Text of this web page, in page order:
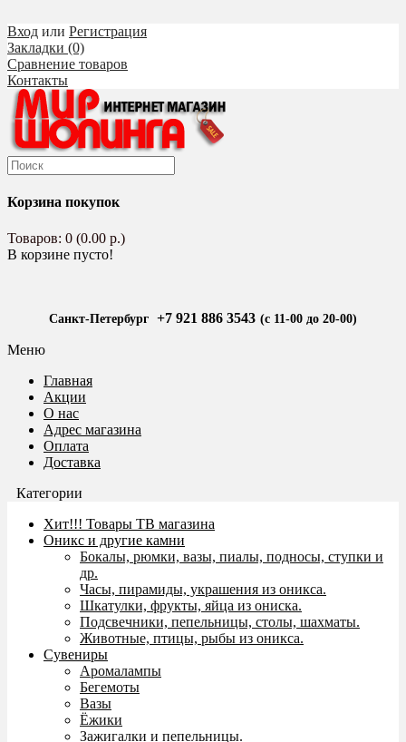
Вход или Регистрация
Закладки (0)
Сравнение товаров
Контакты
Корзина покупок
Товаров: 0 (0.00 р.)
В корзине пусто!
Санкт-Петербург +7 921 886 3543 (с 11-00 до 20-00)
Меню
Главная
Акции
О нас
Адрес магазина
Оплата
Доставка
Категории
Хит!!! Товары ТВ магазина
Оникс и другие камни
Бокалы, рюмки, вазы, пиалы, подносы, ступки и
др.
Часы, пирамиды, украшения из оникса.
Шкатулки, фрукты, яйца из ониска.
Подсвечники, пепельницы, столы, шахматы.
Животные, птицы, рыбы из оникса.
Сувениры
Аромалампы
Бегемоты
Вазы
Ёжики
Зажигалки и пепельницы.